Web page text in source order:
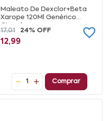
Maleato De Dexclor+Beta
Xarope 120Ml Genérico
Cimed
17,01 24% OFF
12,99
1 Comprar